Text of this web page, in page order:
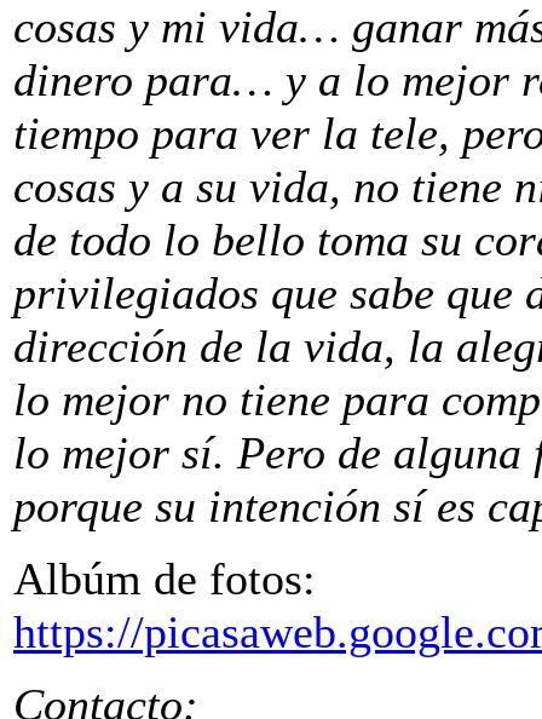
cosas y mi vida… ganar
dinero para… y a lo mejor
tiempo para ver la tele,
cosas y a su vida, no tiene
de todo lo bello toma su
privilegiados que sabe que
dirección de la vida, la
lo mejor no tiene para
lo mejor sí. Pero de alguna
porque su intención sí es
Albúm de fotos:
https://
Contacto: